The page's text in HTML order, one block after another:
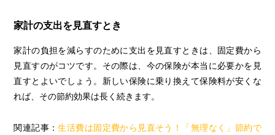
家計の支出を見直すとき
家計の負担を減らすのために支出を見直すときは、固定費から
見直すのがコツです。その際は、今の保険が本当に必要かを見
直すとよいでしょう。新しい保険に乗り換えて保険料が安くな
れば、その節約効果は長く続きます。
関連記事：生活費は固定費から見直そう！「無理なく」節約で